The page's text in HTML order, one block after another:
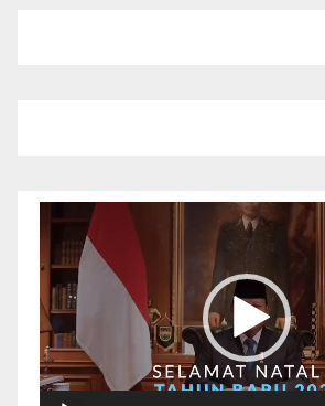
Pemutar
Video